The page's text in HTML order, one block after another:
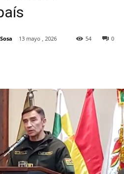
13 mayo , 2026 0
54